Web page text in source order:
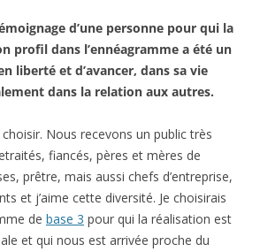
d’une personne pour qui la
profil dans l’ennéagramme a été un
liberté et d’avancer, dans sa vie
dans la relation aux autres.
Nous recevons un public très
fiancés, pères et mères de
prêtre, mais aussi chefs d’entreprise,
et j’aime cette diversité. Je choisirais
de base 3 pour qui la réalisation est
et qui nous est arrivée proche du